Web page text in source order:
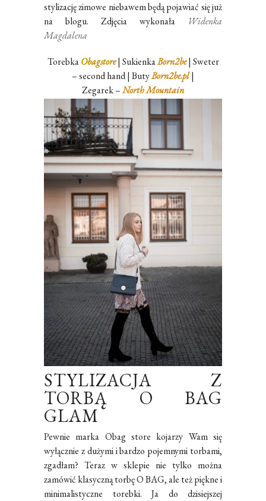
stylizację zimowe niebawem będą pojawiać się już
na blogu. Zdjęcia wykonała
Widenka
Magdalena
TorebkaObagstore| SukienkaBorn2be | Sweter
– second hand | ButyBorn2be.pl|
Zegarek –North Mountain
STYLIZACJA Z
TORBĄ O BAG
GLAM
Pewnie marka Obag store kojarzy Wam się
wyłącznie z dużymi i bardzo pojemnymi torbami,
zgadłam? Teraz w sklepie nie tylko można
zamówić klasyczną torbę O BAG, ale też piękne i
minimalistyczne torebki. Ja do dzisiejszej